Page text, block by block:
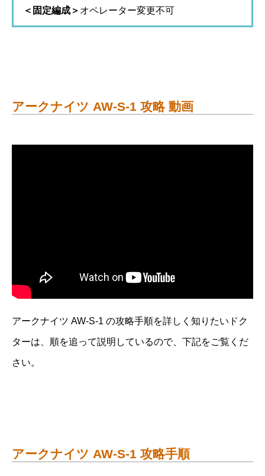
＜固定編成＞ オペレーター変更不可
アークナイツ AW-S-1 攻略 動画
アークナイツ AW-S-1 の攻略手順を詳しく知りたいドク
ターは、順を追って説明しているので、下記をご覧くだ
さい。
アークナイツ AW-S-1 攻略手順